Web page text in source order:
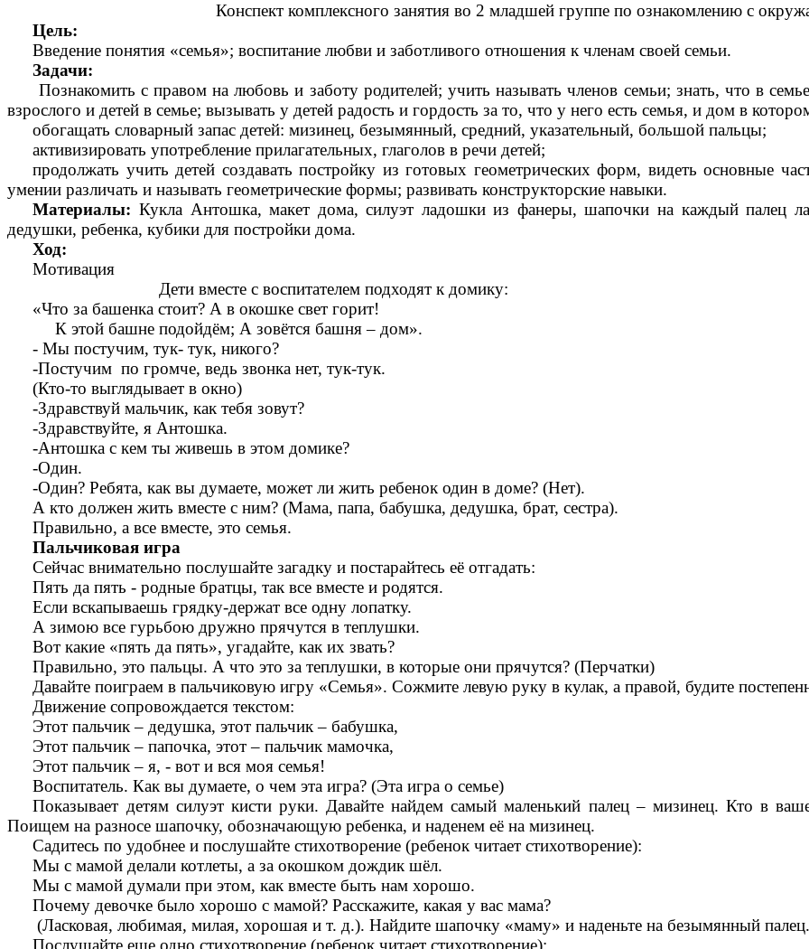
Конспект комплексного занятия во 2 младшей группе по ознакомлению с
Цель:
Введение понятия «семья»; воспитание любви и заботливого отношения к членам своей семьи.
Задачи:
Познакомить с правом на любовь и заботу родителей; учить называть членов семьи; знать, что в
взрослого и детей в семье; вызывать у детей радость и гордость за то, что у него есть семья, и дом в
обогащать словарный запас детей: мизинец, безымянный, средний, указательный, большой пальцы;
активизировать употребление прилагательных, глаголов в речи детей;
продолжать учить детей создавать постройку из готовых геометрических форм, видеть основные
умении различать и называть геометрические формы; развивать конструкторские навыки.
Материалы: Кукла Антошка, макет дома, силуэт ладошки из фанеры, шапочки на каждый палец
дедушки, ребенка, кубики для постройки дома.
Ход:
Мотивация
Дети вместе с воспитателем подходят к домику:
«Что за башенка стоит? А в окошке свет горит!
К этой башне подойдём; А зовётся башня – дом».
- Мы постучим, тук- тук, никого?
-Постучим по громче, ведь звонка нет, тук-тук.
(Кто-то выглядывает в окно)
-Здравствуй мальчик, как тебя зовут?
-Здравствуйте, я Антошка.
-Антошка с кем ты живешь в этом домике?
-Один.
-Один? Ребята, как вы думаете, может ли жить ребенок один в доме? (Нет).
А кто должен жить вместе с ним? (Мама, папа, бабушка, дедушка, брат, сестра).
Правильно, а все вместе, это семья.
Пальчиковая игра
Сейчас внимательно послушайте загадку и постарайтесь её отгадать:
Пять да пять - родные братцы, так все вместе и родятся.
Если вскапываешь грядку-держат все одну лопатку.
А зимою все гурьбою дружно прячутся в теплушки.
Вот какие «пять да пять», угадайте, как их звать?
Правильно, это пальцы. А что это за теплушки, в которые они прячутся? (Перчатки)
Давайте поиграем в пальчиковую игру «Семья». Сожмите левую руку в кулак, а правой, будите
Движение сопровождается текстом:
Этот пальчик – дедушка, этот пальчик – бабушка,
Этот пальчик – папочка, этот – пальчик мамочка,
Этот пальчик – я, - вот и вся моя семья!
Воспитатель. Как вы думаете, о чем эта игра? (Эта игра о семье)
Показывает детям силуэт кисти руки. Давайте найдем самый маленький палец – мизинец. Кто в
Поищем на разносе шапочку, обозначающую ребенка, и наденем её на мизинец.
Садитесь по удобнее и послушайте стихотворение (ребенок читает стихотворение):
Мы с мамой делали котлеты, а за окошком дождик шёл.
Мы с мамой думали при этом, как вместе быть нам хорошо.
Почему девочке было хорошо с мамой? Расскажите, какая у вас мама?
(Ласковая, любимая, милая, хорошая и т. д.). Найдите шапочку «маму» и наденьте на безымянный палец.
Послушайте еще одно стихотворение (ребенок читает стихотворение):